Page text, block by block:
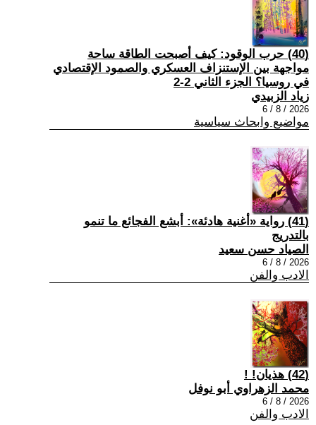
(40) حرب الوقود: كيف أصبحت الطاقة ساحة
مواجهة بين الإستنزاف العسكري والصمود الإقتصادي
في روسيا؟ الجزء الثاني 2-2
زياد الزبيدي
2026 / 8 / 6
مواضيع وابحاث سياسية
(41) رواية «أغنية هادئة»: أبشع الفجائع ما تنمو
بالتدريج
الصياد حسن سعيد
2026 / 8 / 6
الادب والفن
(42) هذيان! !
محمد الزهراوي أبو نوفل
2026 / 8 / 6
الادب والفن